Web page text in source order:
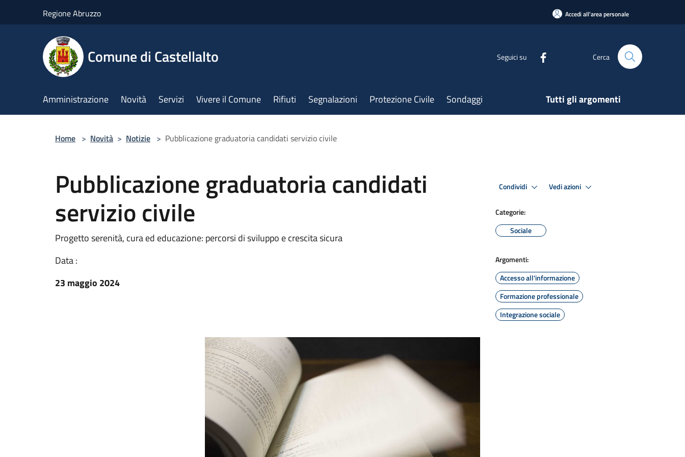
Regione Abruzzo Accedi all'area personale
Comune di Castellalto Seguici su Cerca
Amministrazione Novità Servizi Vivere il Comune Rifiuti Segnalazioni Protezione Civile Sondaggi Tutti gli argomenti
Home > Novità > Notizie > Pubblicazione graduatoria candidati servizio civile
Pubblicazione graduatoria candidati
servizio civile
Progetto serenità, cura ed educazione: percorsi di sviluppo e crescita sicura
Data :
23 maggio 2024
Condividi Vedi azioni
Categorie:
Sociale
Argomenti:
Accesso all'informazione
Formazione professionale
Integrazione sociale